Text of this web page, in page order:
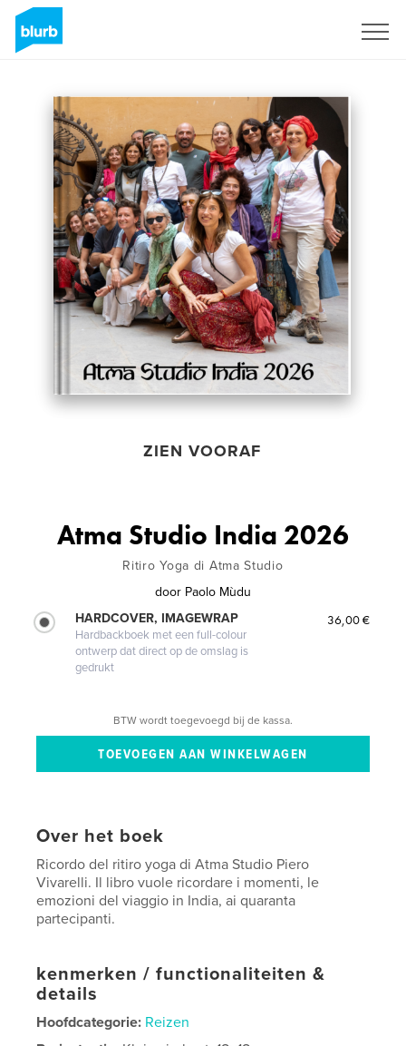
ZIEN VOORAF
Atma Studio India 2026
Ritiro Yoga di Atma Studio
door Paolo Mùdu
HARDCOVER, IMAGEWRAP
Hardbackboek met een full-colour
ontwerp dat direct op de omslag is
gedrukt
36,00 €
BTW wordt toegevoegd bij de kassa.
Over het boek
Ricordo del ritiro yoga di Atma Studio Piero
Vivarelli. Il libro vuole ricordare i momenti, le
emozioni del viaggio in India, ai quaranta
partecipanti.
kenmerken / functionaliteiten &
details
Hoofdcategorie: Reizen